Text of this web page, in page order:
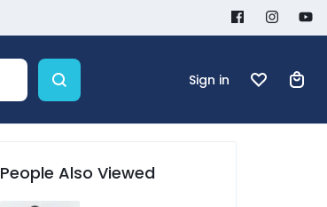
Sign in
People Also Viewed